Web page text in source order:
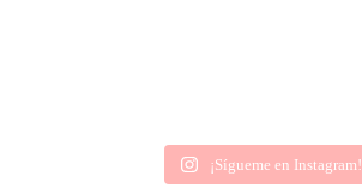
¡Sígueme en Instagram!